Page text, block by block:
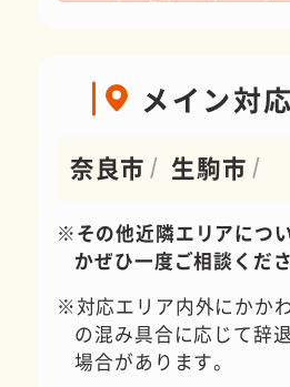
メイン対
奈良市 生駒市
その他近隣エリアにつ
かぜひ一度ご相談くださ
対応エリア内外にかか
の混み具合に応じて辞
場合があります。